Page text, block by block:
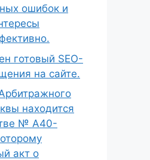
ошибок и
готовый SEO-
на сайте.
находится
№ А40-
акт о